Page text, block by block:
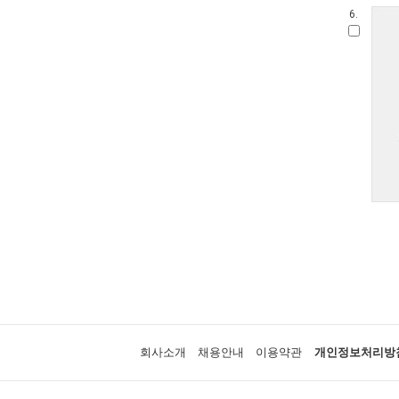
6.
회사소개 채용안내 이용약관 개인정보처리방